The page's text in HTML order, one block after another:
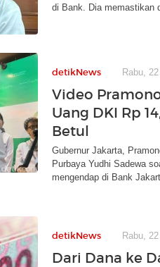
di Bank. Dia memastikan
detikNews Rabu,
Video
Uang DKI Rp
Betul
Gubernur Jakarta,
Purbaya Yudhi Sadewa
mengendap di Bank
detikNews Rabu,
Dari Dana ke